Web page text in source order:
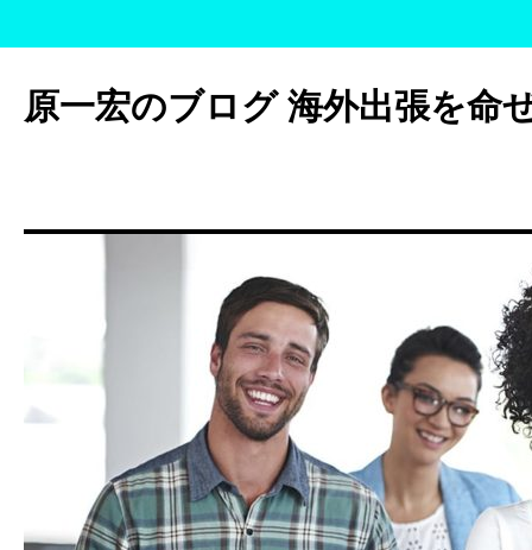
テ
ン
ッ
原一宏のブログ 海外出張を命